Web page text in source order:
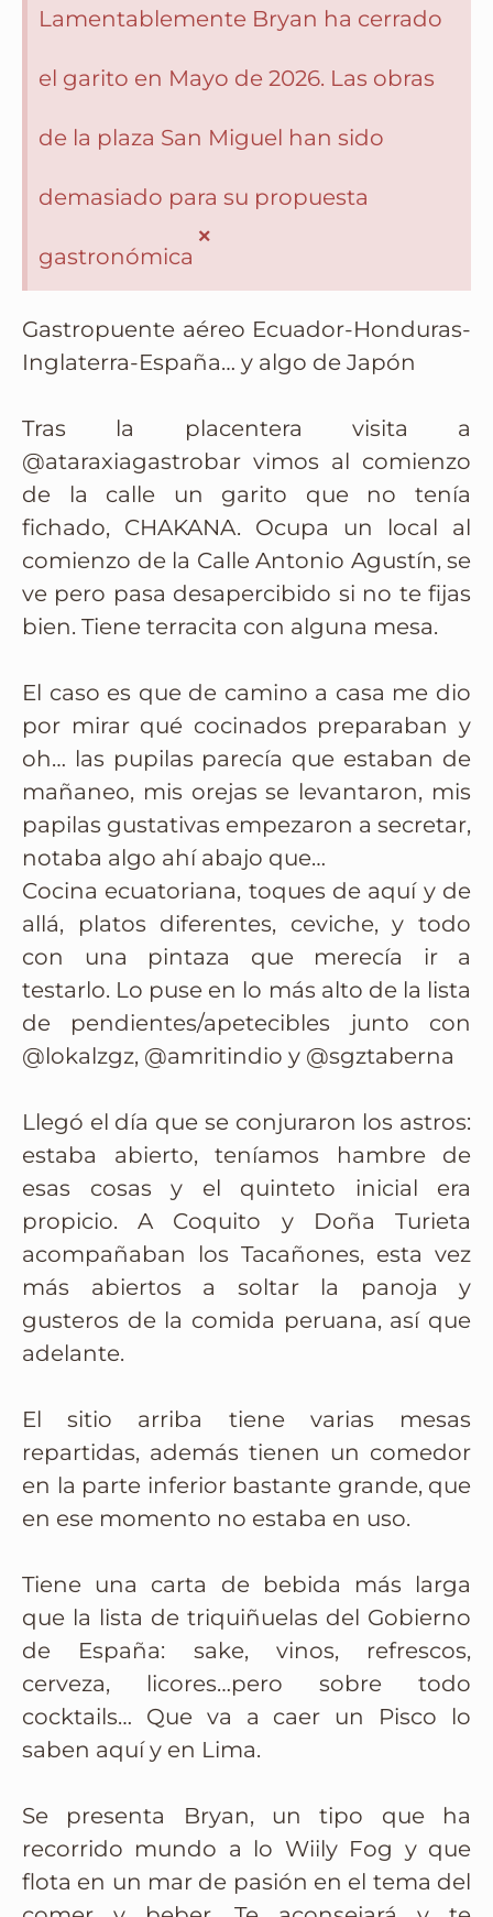
Lamentablemente Bryan ha cerrado
el garito en Mayo de 2026. Las obras
de la plaza San Miguel han sido
demasiado para su propuesta
gastronómica
×
Gastropuente aéreo Ecuador-Honduras-
Inglaterra-España… y algo de Japón
Tras la placentera visita a
@ataraxiagastrobar vimos al comienzo
de la calle un garito que no tenía
fichado, CHAKANA. Ocupa un local al
comienzo de la Calle Antonio Agustín, se
ve pero pasa desapercibido si no te fijas
bien. Tiene terracita con alguna mesa.
El caso es que de camino a casa me dio
por mirar qué cocinados preparaban y
oh… las pupilas parecía que estaban de
mañaneo, mis orejas se levantaron, mis
papilas gustativas empezaron a secretar,
notaba algo ahí abajo que…
Cocina ecuatoriana, toques de aquí y de
allá, platos diferentes, ceviche, y todo
con una pintaza que merecía ir a
testarlo. Lo puse en lo más alto de la lista
de pendientes/apetecibles junto con
@lokalzgz, @amritindio y @sgztaberna
Llegó el día que se conjuraron los astros:
estaba abierto, teníamos hambre de
esas cosas y el quinteto inicial era
propicio. A Coquito y Doña Turieta
acompañaban los Tacañones, esta vez
más abiertos a soltar la panoja y
gusteros de la comida peruana, así que
adelante.
El sitio arriba tiene varias mesas
repartidas, además tienen un comedor
en la parte inferior bastante grande, que
en ese momento no estaba en uso.
Tiene una carta de bebida más larga
que la lista de triquiñuelas del Gobierno
de España: sake, vinos, refrescos,
cerveza, licores…pero sobre todo
cocktails… Que va a caer un Pisco lo
saben aquí y en Lima.
Se presenta Bryan, un tipo que ha
recorrido mundo a lo Wiily Fog y que
flota en un mar de pasión en el tema del